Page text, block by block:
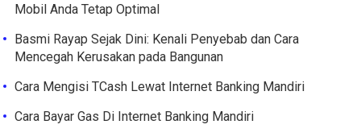
Mobil Anda Tetap Optimal
Basmi Rayap Sejak Dini: Kenali Penyebab dan Cara
Mencegah Kerusakan pada Bangunan
Cara Mengisi TCash Lewat Internet Banking Mandiri
Cara Bayar Gas Di Internet Banking Mandiri